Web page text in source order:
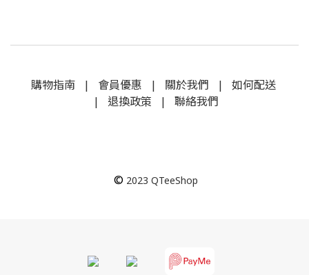
購物指南| 會員優惠 | 關於我們 | 如何配送
| 退換政策 | 聯絡我們
© 2023 QTeeShop